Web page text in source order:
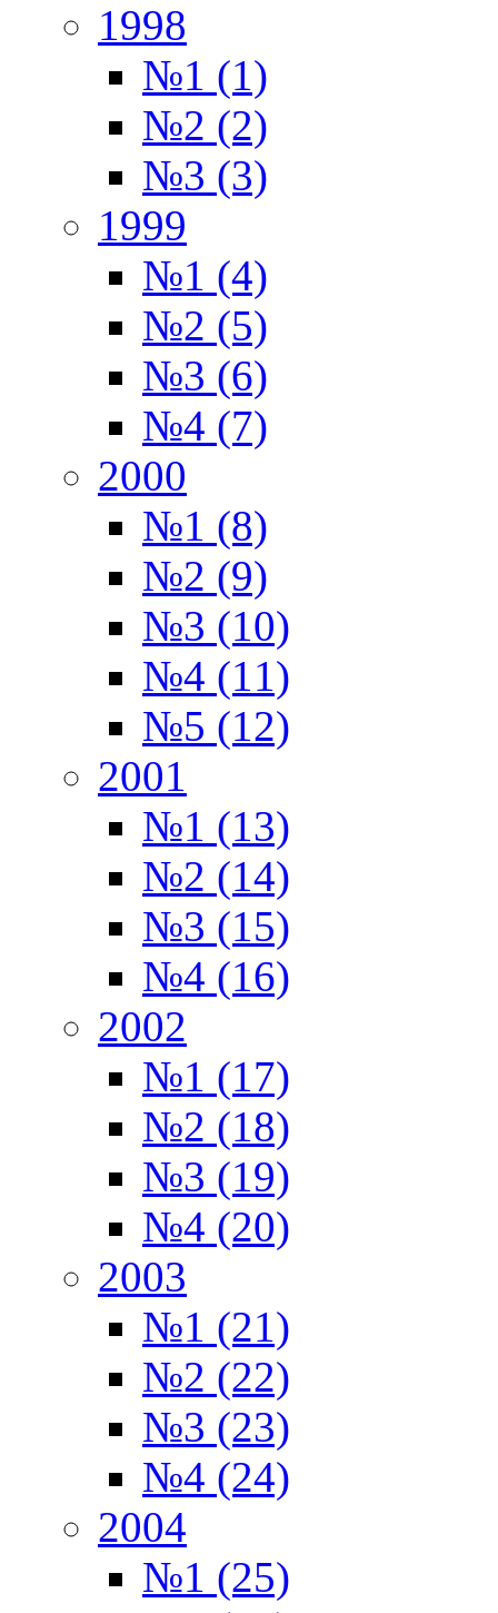
1998
№1 (1)
№2 (2)
№3 (3)
1999
№1 (4)
№2 (5)
№3 (6)
№4 (7)
2000
№1 (8)
№2 (9)
№3 (10)
№4 (11)
№5 (12)
2001
№1 (13)
№2 (14)
№3 (15)
№4 (16)
2002
№1 (17)
№2 (18)
№3 (19)
№4 (20)
2003
№1 (21)
№2 (22)
№3 (23)
№4 (24)
2004
№1 (25)